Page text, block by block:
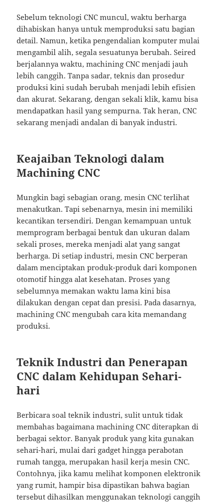
Sebelum teknologi CNC muncul, waktu berharga
dihabiskan hanya untuk memproduksi satu bagian
detail. Namun, ketika pengendalian komputer mulai
mengambil alih, segala sesuatunya berubah. Seired
berjalannya waktu, machining CNC menjadi jauh
lebih canggih. Tanpa sadar, teknis dan prosedur
produksi kini sudah berubah menjadi lebih efisien
dan akurat. Sekarang, dengan sekali klik, kamu bisa
mendapatkan hasil yang sempurna. Tak heran, CNC
sekarang menjadi andalan di banyak industri.
Keajaiban Teknologi dalam
Machining CNC
Mungkin bagi sebagian orang, mesin CNC terlihat
menakutkan. Tapi sebenarnya, mesin ini memiliki
kecantikan tersendiri. Dengan kemampuan untuk
memprogram berbagai bentuk dan ukuran dalam
sekali proses, mereka menjadi alat yang sangat
berharga. Di setiap industri, mesin CNC berperan
dalam menciptakan produk-produk dari komponen
otomotif hingga alat kesehatan. Proses yang
sebelumnya memakan waktu lama kini bisa
dilakukan dengan cepat dan presisi. Pada dasarnya,
machining CNC mengubah cara kita memandang
produksi.
Teknik Industri dan Penerapan
CNC dalam Kehidupan Sehari-
hari
Berbicara soal teknik industri, sulit untuk tidak
membahas bagaimana machining CNC diterapkan di
berbagai sektor. Banyak produk yang kita gunakan
sehari-hari, mulai dari gadget hingga perabotan
rumah tangga, merupakan hasil kerja mesin CNC.
Contohnya, jika kamu melihat komponen elektronik
yang rumit, hampir bisa dipastikan bahwa bagian
tersebut dihasilkan menggunakan teknologi canggih